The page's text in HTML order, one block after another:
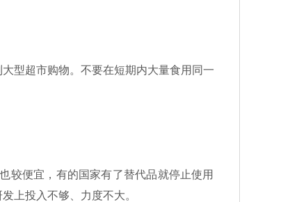
型超市购物。不要在短期内大量食用同一
较便宜，有的国家有了替代品就停止使用
上投入不够、力度不大。